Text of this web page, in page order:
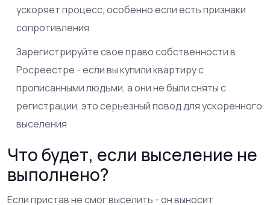
ускоряет процесс, особенно если есть признаки
сопротивления
Зарегистрируйте свое право собственности в
Росреестре - если вы купили квартиру с
прописанными людьми, а они не были сняты с
регистрации, это серьезный повод для ускоренного
выселения
Что будет, если выселение не
выполнено?
Если пристав не смог выселить - он выносит